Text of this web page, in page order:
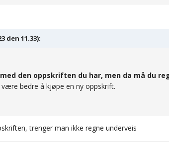
den 11.33):
den oppskriften du har, men da må du
bedre å kjøpe en ny oppskrift.
trenger man ikke regne underveis